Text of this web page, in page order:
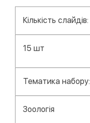
Кількість слайдів:
15 шт
Тематика набору:
Зоологія